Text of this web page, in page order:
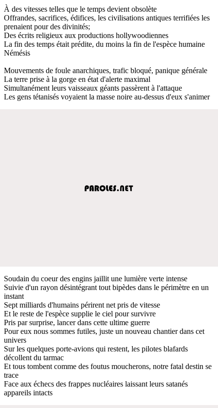
À des vitesses telles que le temps devient obsolète
Offrandes, sacrifices, édifices, les civilisations antiques terrifiées les
prenaient pour des divinités;
Des écrits religieux aux productions hollywoodiennes
La fin des temps était prédite, du moins la fin de l'espèce humaine
Némésis
Mouvements de foule anarchiques, trafic bloqué, panique générale
La terre prise à la gorge en état d'alerte maximal
Simultanément leurs vaisseaux géants passèrent à l'attaque
Les gens tétanisés voyaient la masse noire au-dessus d'eux s'animer
Soudain du coeur des engins jaillit une lumière verte intense
Suivie d'un rayon désintégrant tout bipèdes dans le périmètre en un
instant
Sept milliards d'humains périrent net pris de vitesse
Et le reste de l'espèce supplie le ciel pour survivre
Pris par surprise, lancer dans cette ultime guerre
Pour eux nous sommes futiles, juste un nouveau chantier dans cet
univers
Sur les quelques porte-avions qui restent, les pilotes blafards
décollent du tarmac
Et tous tombent comme des foutus moucherons, notre fatal destin se
trace
Face aux échecs des frappes nucléaires laissant leurs satanés
appareils intacts